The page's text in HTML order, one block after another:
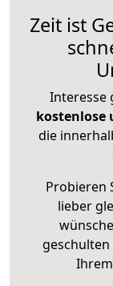
Zeit ist
Interesse
kostenlose
die
Probieren
lieber